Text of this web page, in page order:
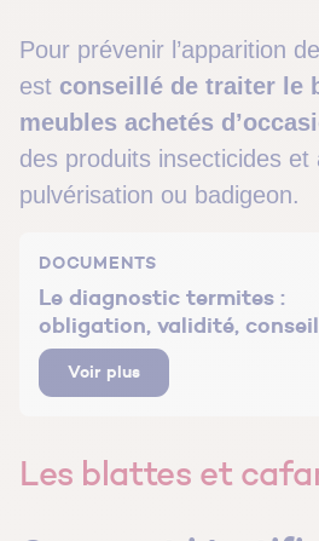
Pour prévenir l’apparition
est conseillé de traiter le
meubles achetés
des produits insecticides
pulvérisation ou badigeon.
Voir plus
Le diagnostic termites :
obligation, validité,
DOCUMENTS
Les blattes et